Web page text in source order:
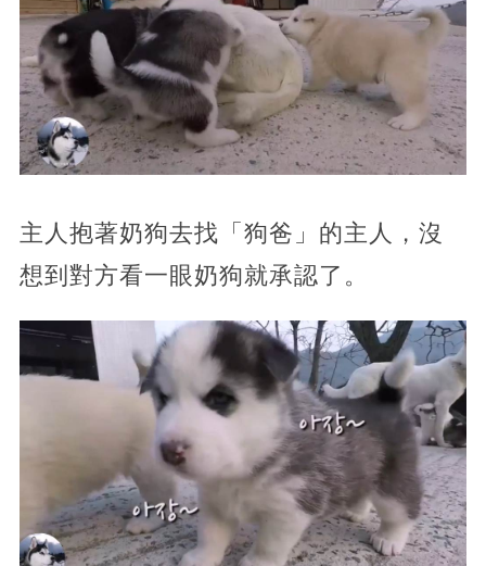
主人抱著奶狗去找「狗爸」的主人，沒
想到對方看一眼奶狗就承認了。